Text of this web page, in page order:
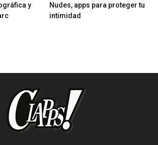
y
Nudes, apps para proteger tu
intimidad